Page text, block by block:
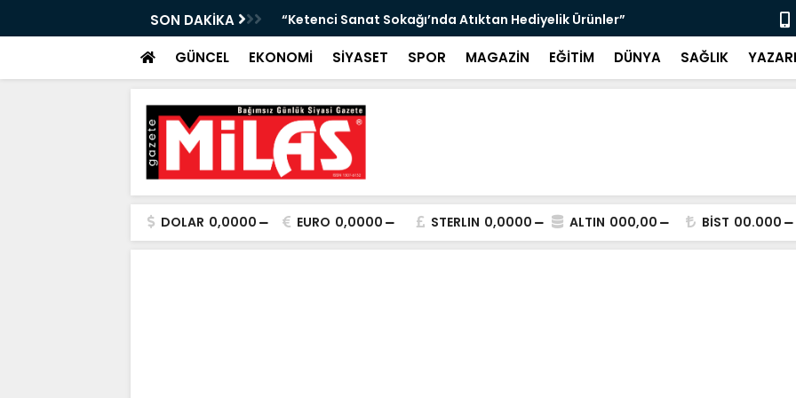
SON DAKİKA “Ketenci Sanat Sokağı’nda Atıktan Hediyelik Ürünler” “Yaya
GÜNCEL EKONOMİ SİYASET SPOR MAGAZİN EĞİTİM DÜNYA SAĞLIK
DOLAR 0,0000 EURO 0,0000 STERLIN 0,0000 ALTIN 000,00 BİST 00.000